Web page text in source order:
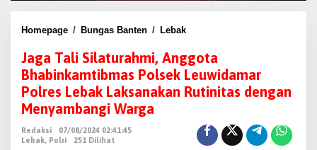
Homepage / Bungas Banten / Lebak
g
a
T
Jaga Tali Silaturahmi, Anggota
Bhabinkamtibmas Polsek Leuwidamar
Polres Lebak Laksanakan Rutinitas dengan
Menyambangi Warga
Redaksi
07/08/2024 02:41:45
Lebak, Polri 251 Dilihat